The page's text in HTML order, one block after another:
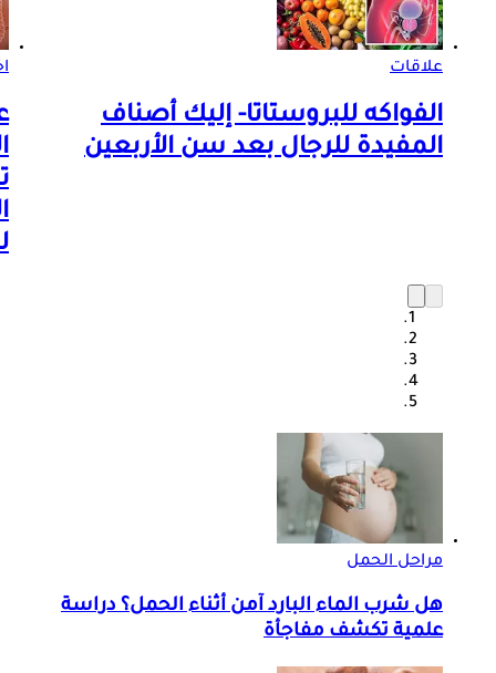
علاقات
الفواكه للبروستاتا- إليك أصناف
المفيدة للرجال بعد سن الأربعين
مراحل الحمل
هل شرب الماء البارد آمن أثناء الحمل؟ دراسة
علمية تكشف مفاجأة